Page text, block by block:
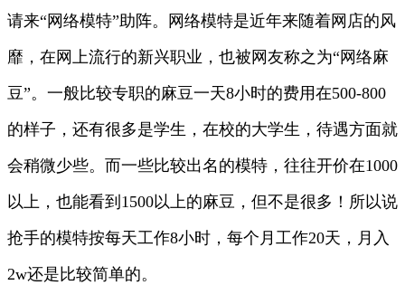
请来“网络模特”助阵。网络模特是近年来随着网店的风
靡，在网上流行的新兴职业，也被网友称之为“网络麻
豆”。一般比较专职的麻豆一天8小时的费用在500-800
的样子，还有很多是学生，在校的大学生，待遇方面就
会稍微少些。而一些比较出名的模特，往往开价在1000
以上，也能看到1500以上的麻豆，但不是很多！所以说
抢手的模特按每天工作8小时，每个月工作20天，月入
2w还是比较简单的。